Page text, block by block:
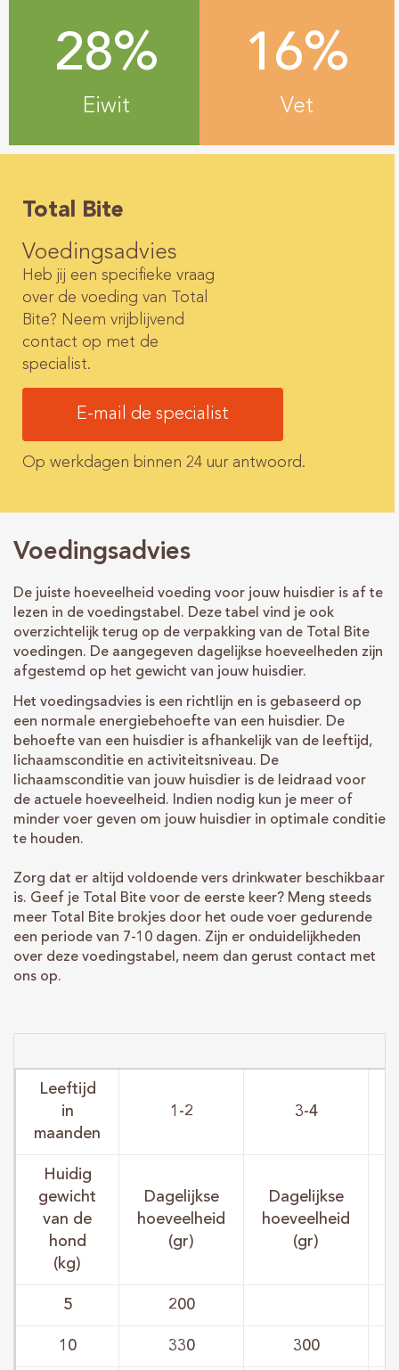
28%
Eiwit
16%
Vet
Total Bite
Voedingsadvies
Heb jij een specifieke vraag
over de voeding van Total
Bite? Neem vrijblijvend
contact op met de
specialist.
E-mail de specialist
Op werkdagen binnen 24 uur antwoord.
Voedingsadvies
De juiste hoeveelheid voeding voor jouw huisdier is af te
lezen in de voedingstabel. Deze tabel vind je ook
overzichtelijk terug op de verpakking van de Total Bite
voedingen. De aangegeven dagelijkse hoeveelheden zijn
afgestemd op het gewicht van jouw huisdier.
Het voedingsadvies is een richtlijn en is gebaseerd op
een normale energiebehoefte van een huisdier. De
behoefte van een huisdier is afhankelijk van de leeftijd,
lichaamsconditie en activiteitsniveau. De
lichaamsconditie van jouw huisdier is de leidraad voor
de actuele hoeveelheid. Indien nodig kun je meer of
minder voer geven om jouw huisdier in optimale conditie
te houden.
Zorg dat er altijd voldoende vers drinkwater beschikbaar
is. Geef je Total Bite voor de eerste keer? Meng steeds
meer Total Bite brokjes door het oude voer gedurende
een periode van 7-10 dagen. Zijn er onduidelijkheden
over deze voedingstabel, neem dan gerust contact met
ons op.
Leeftijd
in
maanden
1-2 3-4
Huidig
gewicht
van de
hond
(kg)
Dagelijkse
hoeveelheid
(gr)
Dagelijkse
hoeveelheid
(gr)
5 200
10 330 300